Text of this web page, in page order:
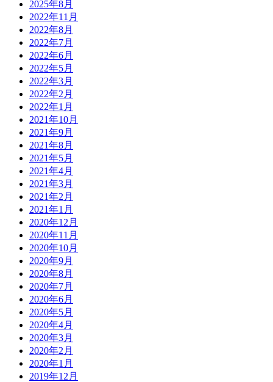
2025年8月
2022年11月
2022年8月
2022年7月
2022年6月
2022年5月
2022年3月
2022年2月
2022年1月
2021年10月
2021年9月
2021年8月
2021年5月
2021年4月
2021年3月
2021年2月
2021年1月
2020年12月
2020年11月
2020年10月
2020年9月
2020年8月
2020年7月
2020年6月
2020年5月
2020年4月
2020年3月
2020年2月
2020年1月
2019年12月